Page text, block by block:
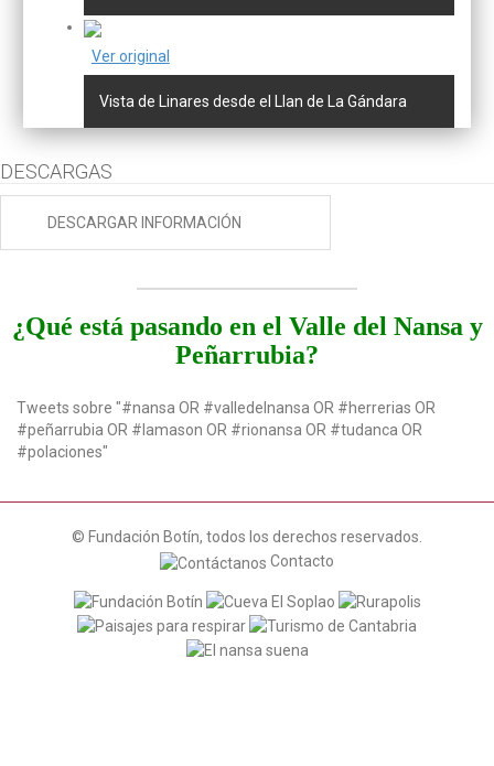
Ver original
Vista de Linares desde el Llan de La Gándara
DESCARGAS
DESCARGAR INFORMACIÓN
¿Qué está pasando en el Valle del Nansa y
Peñarrubia?
Tweets sobre "#nansa OR #valledelnansa OR #herrerias OR
#peñarrubia OR #lamason OR #rionansa OR #tudanca OR
#polaciones"
© Fundación Botín, todos los derechos reservados.
Contacto